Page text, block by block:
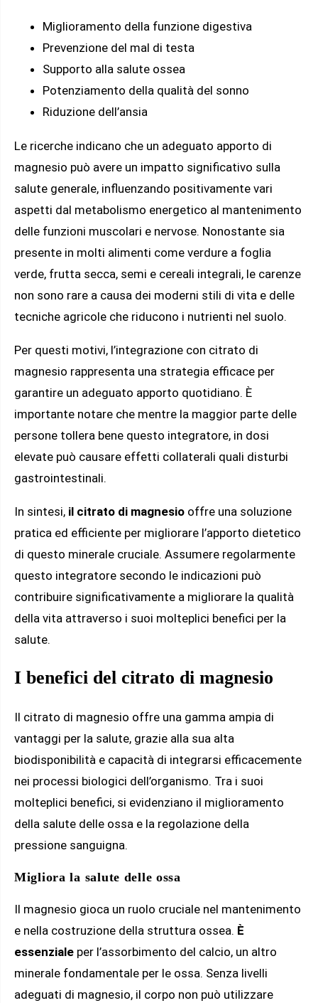
Miglioramento della funzione digestiva
Prevenzione del mal di testa
Supporto alla salute ossea
Potenziamento della qualità del sonno
Riduzione dell’ansia
Le ricerche indicano che un adeguato apporto di
magnesio può avere un impatto significativo sulla
salute generale, influenzando positivamente vari
aspetti dal metabolismo energetico al mantenimento
delle funzioni muscolari e nervose. Nonostante sia
presente in molti alimenti come verdure a foglia
verde, frutta secca, semi e cereali integrali, le carenze
non sono rare a causa dei moderni stili di vita e delle
tecniche agricole che riducono i nutrienti nel suolo.
Per questi motivi, l’integrazione con citrato di
magnesio rappresenta una strategia efficace per
garantire un adeguato apporto quotidiano. È
importante notare che mentre la maggior parte delle
persone tollera bene questo integratore, in dosi
elevate può causare effetti collaterali quali disturbi
gastrointestinali.
In sintesi, il citrato di magnesio offre una soluzione
pratica ed efficiente per migliorare l’apporto dietetico
di questo minerale cruciale. Assumere regolarmente
questo integratore secondo le indicazioni può
contribuire significativamente a migliorare la qualità
della vita attraverso i suoi molteplici benefici per la
salute.
I benefici del citrato di magnesio
Il citrato di magnesio offre una gamma ampia di
vantaggi per la salute, grazie alla sua alta
biodisponibilità e capacità di integrarsi efficacemente
nei processi biologici dell’organismo. Tra i suoi
molteplici benefici, si evidenziano il miglioramento
della salute delle ossa e la regolazione della
pressione sanguigna.
Migliora la salute delle ossa
Il magnesio gioca un ruolo cruciale nel mantenimento
e nella costruzione della struttura ossea. È
essenziale per l’assorbimento del calcio, un altro
minerale fondamentale per le ossa. Senza livelli
adeguati di magnesio, il corpo non può utilizzare